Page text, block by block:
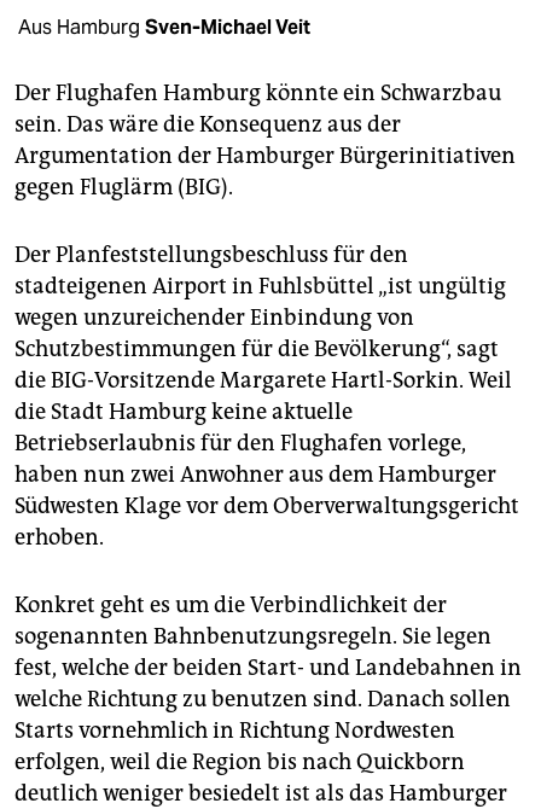
shop
unterstützen
abo
epaper login
Aus Hamburg Sven-Michael Veit
Der Flughafen Hamburg könnte ein Schwarzbau
sein. Das wäre die Konsequenz aus der
Argumentation der Hamburger Bürgerinitiativen
gegen Fluglärm (BIG).
Der Planfeststellungsbeschluss für den
stadteigenen Airport in Fuhlsbüttel „ist ungültig
wegen unzureichender Einbindung von
Schutzbestimmungen für die Bevölkerung“, sagt
die BIG-Vorsitzende Margarete Hartl-Sorkin. Weil
die Stadt Hamburg keine aktuelle
Betriebserlaubnis für den Flughafen vorlege,
haben nun zwei Anwohner aus dem Hamburger
Südwesten Klage vor dem Oberverwaltungsgericht
erhoben.
Konkret geht es um die Verbindlichkeit der
sogenannten Bahnbenutzungsregeln. Sie legen
fest, welche der beiden Start- und Landebahnen in
welche Richtung zu benutzen sind. Danach sollen
Starts vornehmlich in Richtung Nordwesten
erfolgen, weil die Region bis nach Quickborn
deutlich weniger besiedelt ist als das Hamburger